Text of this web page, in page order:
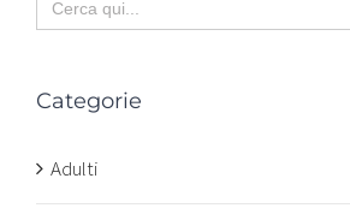
for:
Categorie
Adulti